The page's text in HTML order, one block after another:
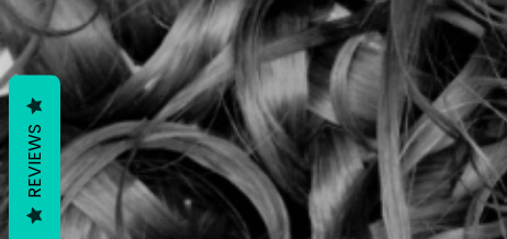
REVIEWS